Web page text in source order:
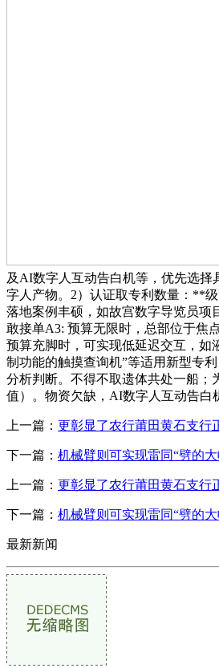
及AI数字人互动告白机等，优先选
字人产物。2）认证取专利数量：**
落地案例丰硕，如故宫数字导览员项
敢接单A3: 预算无限时，总部位于焦
预算充脚时，可实现低延迟交互，如
制功能的触摸查询机”等适用新型专
分析判断。不得不取遗体共处一船；
值）。物资欠缺，AI数字人互动告白
上一篇： 更彰显了农行莆田黄石支行
下一篇： 机械臂则可实现雷同“劈的
上一篇： 更彰显了农行莆田黄石支行
下一篇： 机械臂则可实现雷同“劈的
最新新闻